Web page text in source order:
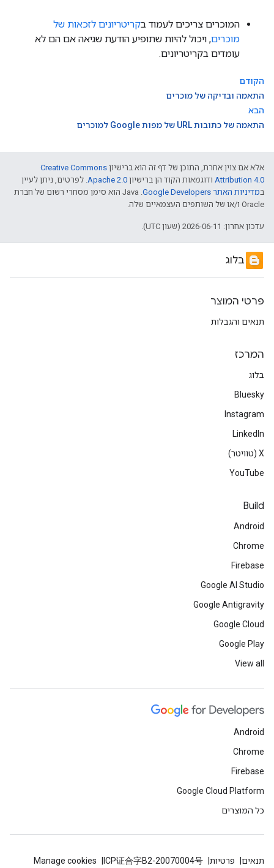
המוכרים צריכים לעמוד בקריטריונים לזכאות של
מוכרים, ויכול להיות שתופיע הודעת שגיאה אם הם לא
עומדים בקריטריונים.
הקודם
התאמה ובדיקה של מוכרים
הבא
התאמה של כתובות URL של מפות Google למוכרים
אלא אם צוין אחרת, התוכן של דף זה הוא ברישיון Creative Commons
Attribution 4.0 ודוגמאות הקוד הן ברישיון Apache 2.0. לפרטים, ניתן לעיין
במדיניות האתר Google Developers‏
.‏ Java הוא סימן מסחרי רשום של חברת
Oracle ו/או של השותפים העצמאיים שלה.
עדכון אחרון: 2026-06-11 (שעון UTC).
בלוג
פרטי המוצר
תנאים והגבלות
המרכז
בלוג
Bluesky
Instagram
LinkedIn
‫X (טוויטר)
YouTube
Build
Android
Chrome
Firebase
Google AI Studio
Google Antigravity
Google Cloud
Google Play
View all
Android
Chrome
Firebase
Google Cloud Platform
כל המוצרים
תנאים פרטיות ICP证合字B2-20070004号
Manage cookies